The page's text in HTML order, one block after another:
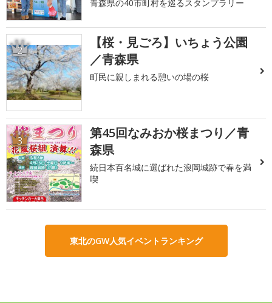
青森県の40市町村を巡るスタンプラリー
2
【桜・見ごろ】いちょう公園
／青森県
町民に親しまれる憩いの場の桜
3
第45回なみおか桜まつり／青
森県
続日本百名城に選ばれた浪岡城跡で春を満
喫
東北のGW人気イベントランキング